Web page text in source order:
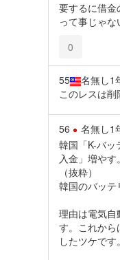
要するに借
って事じゃな
0
55 名無し1
このレスは
56 名無し1
韓国「K-バ
入金」増や
（抜粋）
韓国のバッテ
理由は電気
す。これから
したツケです。